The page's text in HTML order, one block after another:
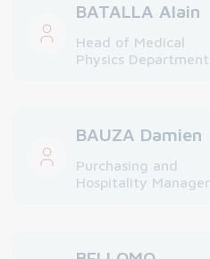
BATALLA Alain
Head of Medical
Physics Department
BAUZA Damien
Purchasing and
Hospitality Manager